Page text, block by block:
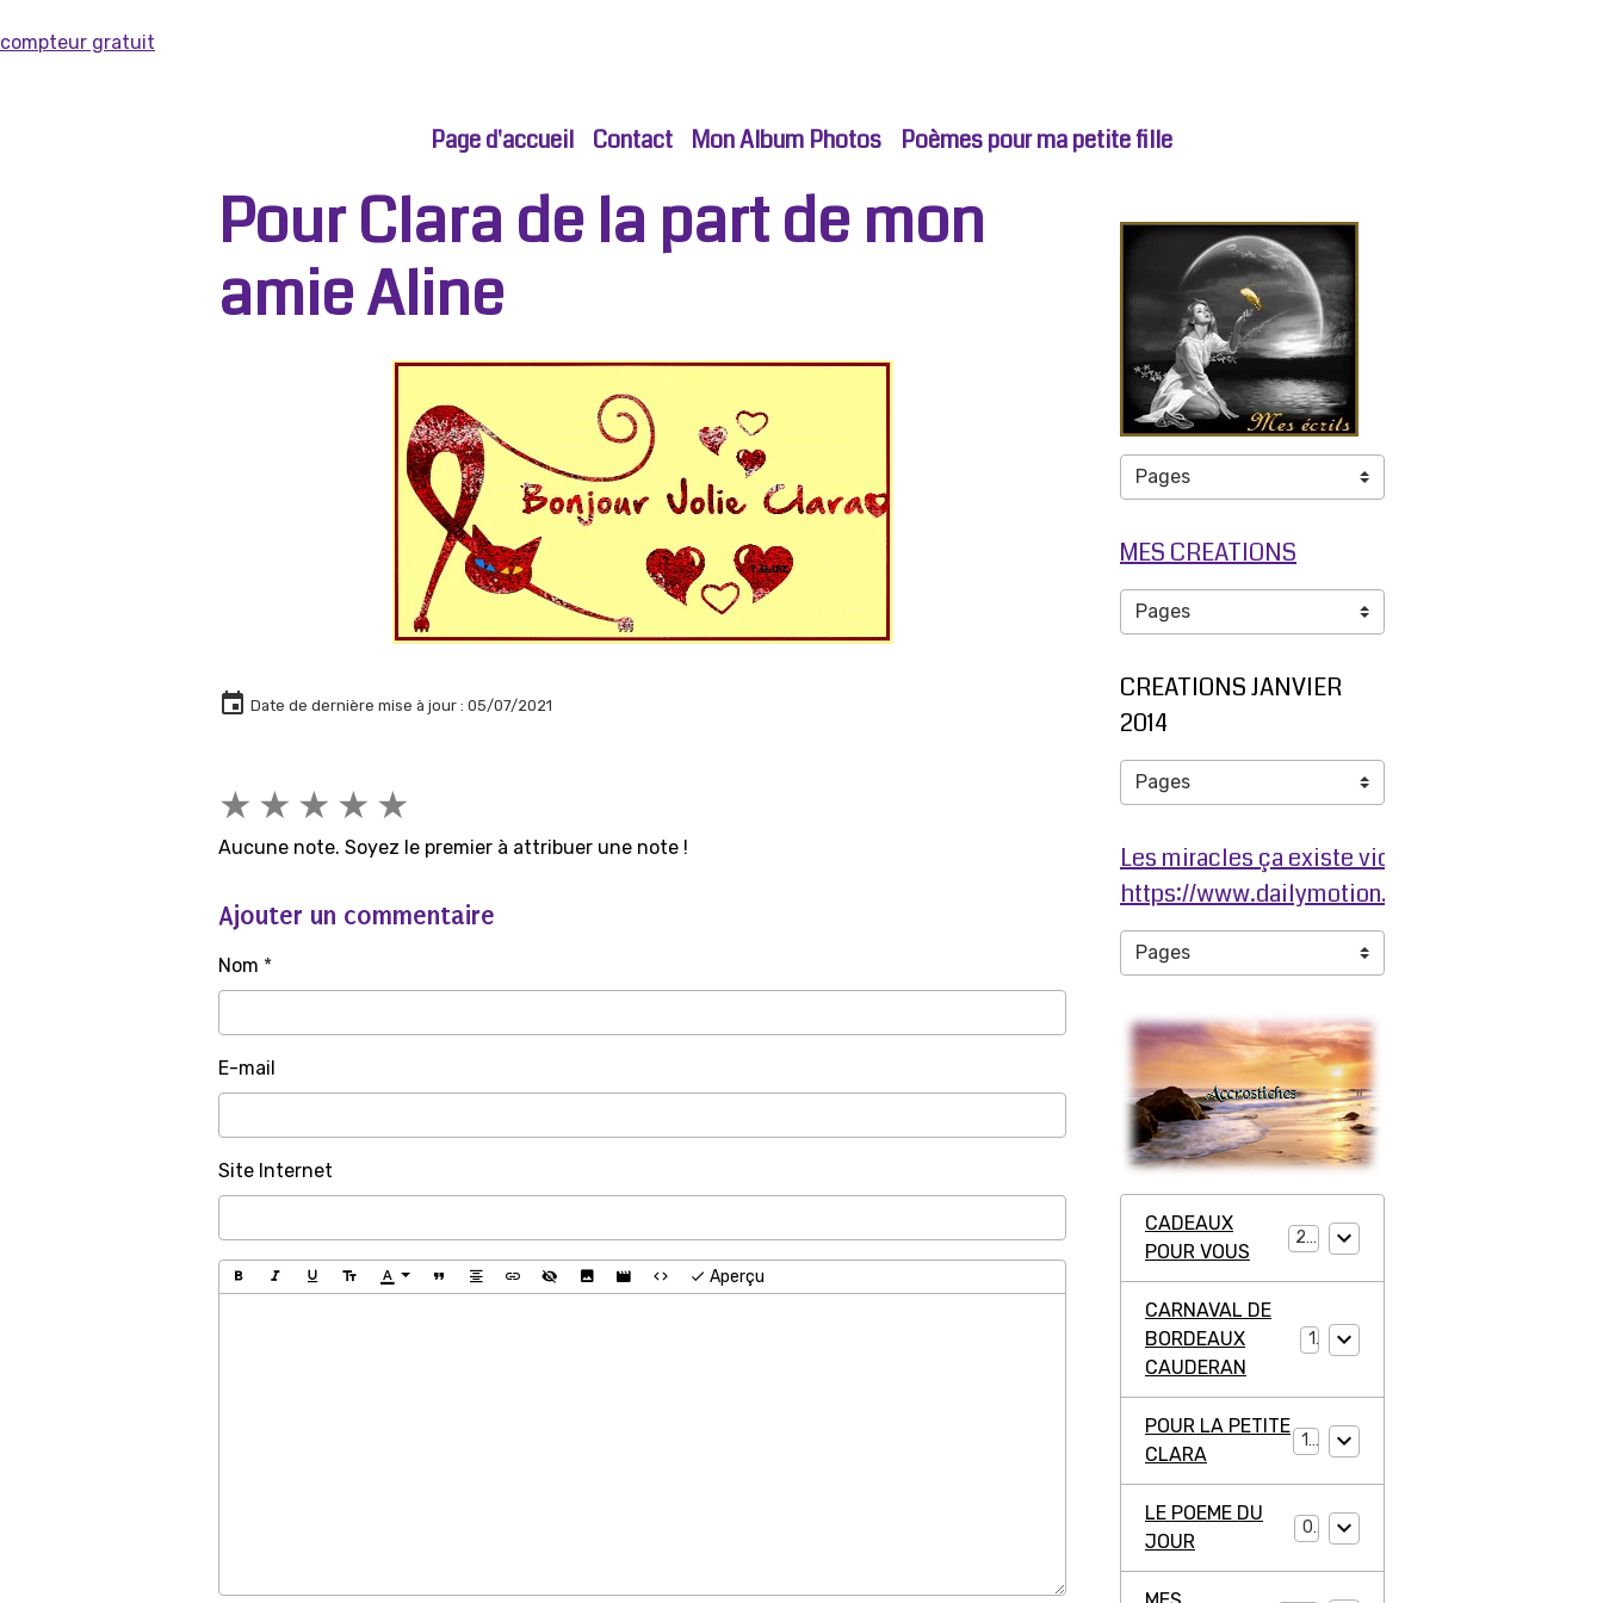
compteur gratuit
Page d'accueil Contact Mon Album Photos Poèmes pour ma petite fille
Pour Clara de la part de mon
amie Aline
Date de dernière mise à jour : 05/07/2021
★ ★ ★ ★ ★
Aucune note. Soyez le premier à attribuer une note !
Ajouter un commentaire
Nom
E-mail
Site Internet
Aperçu
MES CREATIONS
CREATIONS JANVIER
2014
Les miracles ça existe video ma jambe avant
https://www.dailymotion.com/video/
CADEAUX
POUR VOUS
20
CARNAVAL DE
BORDEAUX
CAUDERAN
1
POUR LA PETITE
CLARA
11
LE POEME DU
JOUR
0